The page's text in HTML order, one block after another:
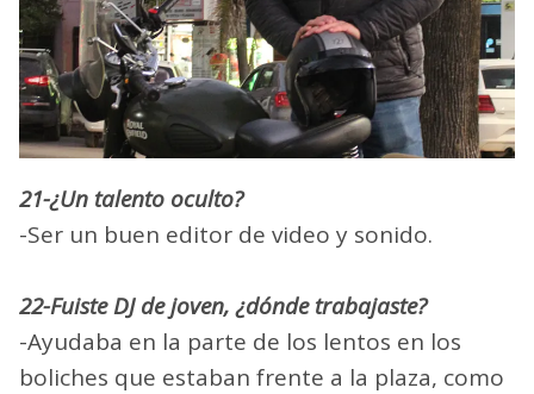
21-¿Un talento oculto?
-Ser un buen editor de video y sonido.
22-Fuiste DJ de joven, ¿dónde trabajaste?
-Ayudaba en la parte de los lentos en los
boliches que estaban frente a la plaza, como